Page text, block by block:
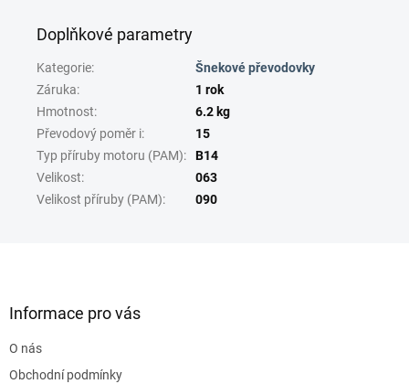
Doplňkové parametry
Kategorie:
Šnekové převodovky
Záruka:
1 rok
Hmotnost:
6.2 kg
Převodový poměr i:
15
Typ příruby motoru (PAM):
B14
Velikost:
063
Velikost příruby (PAM): 090
Informace pro vás
O nás
Obchodní podmínky